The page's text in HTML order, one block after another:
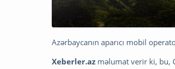
Azərbaycanın aparıcı mobil
Xeberler.az məlumat verir ki, bu,